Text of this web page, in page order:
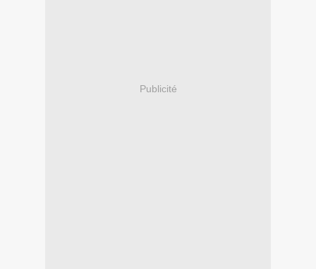
Publicité